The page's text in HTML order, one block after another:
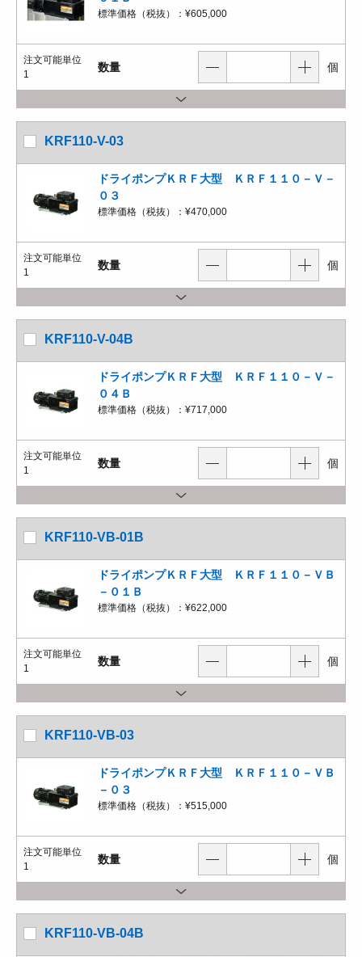
標準価格（税抜）： ¥605,000
注文可能単位
1
数量 個
KRF110-V-03
ドライポンプＫＲＦ大型 ＫＲＦ１１０－Ｖ－
０３
標準価格（税抜）： ¥470,000
注文可能単位
1
数量 個
KRF110-V-04B
ドライポンプＫＲＦ大型 ＫＲＦ１１０－Ｖ－
０４Ｂ
標準価格（税抜）： ¥717,000
注文可能単位
1
数量 個
KRF110-VB-01B
ドライポンプＫＲＦ大型 ＫＲＦ１１０－ＶＢ
－０１Ｂ
標準価格（税抜）： ¥622,000
注文可能単位
1
数量 個
KRF110-VB-03
ドライポンプＫＲＦ大型 ＫＲＦ１１０－ＶＢ
－０３
標準価格（税抜）： ¥515,000
注文可能単位
1
数量 個
KRF110-VB-04B